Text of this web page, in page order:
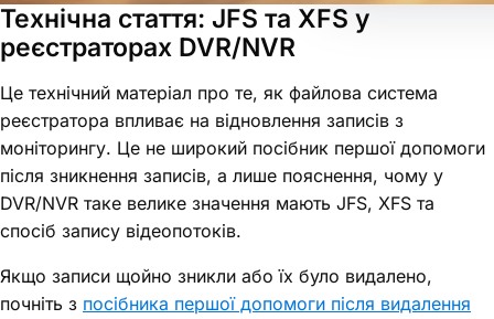
Технічна стаття: JFS та XFS у
реєстраторах DVR/NVR
Це технічний матеріал про те, як файлова система
реєстратора впливає на відновлення записів з
моніторингу. Це не широкий посібник першої допомоги
після зникнення записів, а лише пояснення, чому у
DVR/NVR таке велике значення мають JFS, XFS та
спосіб запису відеопотоків.
Якщо записи щойно зникли або їх було видалено,
почніть з посібника першої допомоги після видалення